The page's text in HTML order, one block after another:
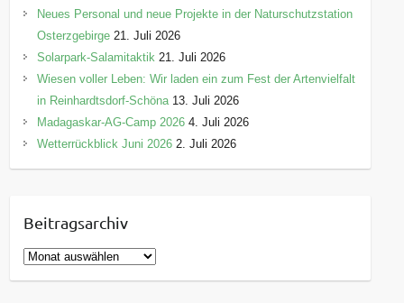
Neues Personal und neue Projekte in der Naturschutzstation
Osterzgebirge 21. Juli 2026
Solarpark-Salamitaktik 21. Juli 2026
Wiesen voller Leben: Wir laden ein zum Fest der Artenvielfalt
in Reinhardtsdorf-Schöna 13. Juli 2026
Madagaskar-AG-Camp 2026 4. Juli 2026
Wetterrückblick Juni 2026 2. Juli 2026
Beitragsarchiv
B
e